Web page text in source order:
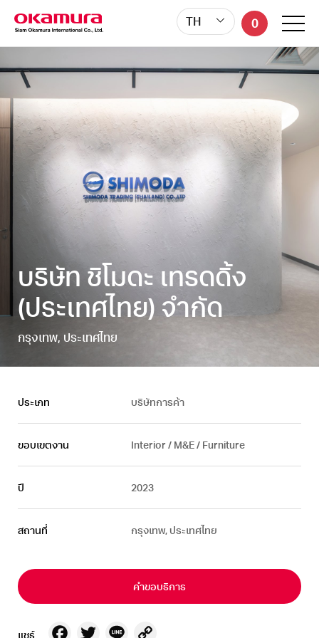
TH 0
บริษัท ชิโมดะ เทรดดิ้ง
(ประเทศไทย) จำกัด
กรุงเทพ, ประเทศไทย
ประเภท บริษัทการค้า
ขอบเขตงาน Interior / M&E / Furniture
ปี 2023
สถานที่ กรุงเทพ, ประเทศไทย
คำขอบริการ
แชร์